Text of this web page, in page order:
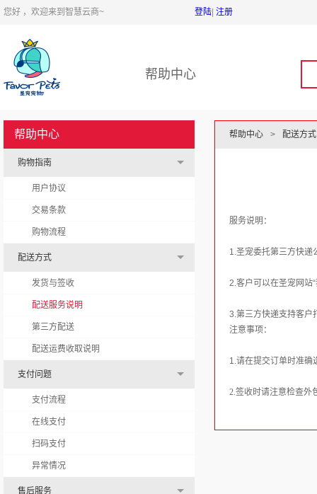
您好 ，欢迎来到智慧云商~ 登陆 注册
帮助中心
帮助中心
购物指南
用户协议
交易条款
购物流程
配送方式
发货与签收
配送服务说明
第三方配送
配送运费收取说明
支付问题
支付流程
在线支付
扫码支付
异常情况
售后服务
帮助中心 > 配送方式
服务说明：
1.圣宠委托第三方快递
2.客户可以在圣宠网站
3.第三方快递支持客户
注意事项：
1.请在提交订单时准确
2.签收时请注意检查外